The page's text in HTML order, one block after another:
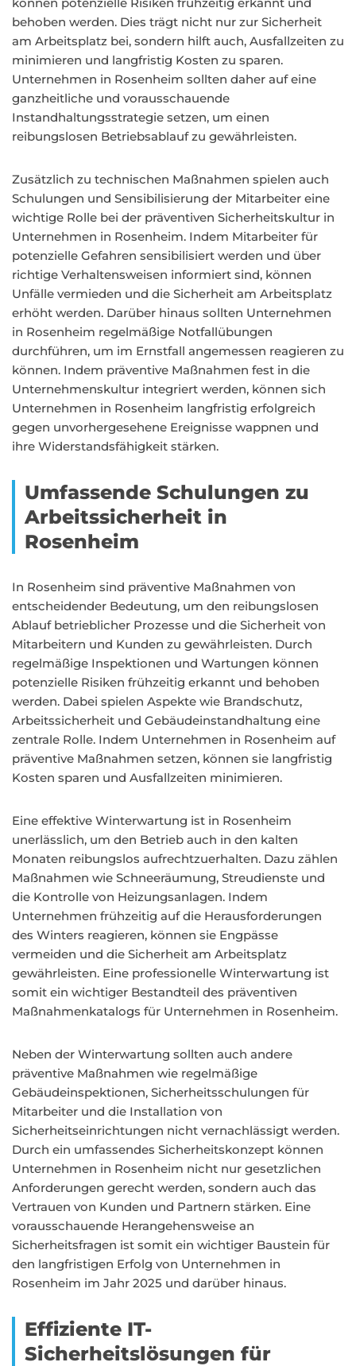
behoben werden. Dies trägt nicht nur zur Sicherheit
am Arbeitsplatz bei, sondern hilft auch, Ausfallzeiten zu
minimieren und langfristig Kosten zu sparen.
Unternehmen in Rosenheim sollten daher auf eine
ganzheitliche und vorausschauende
Instandhaltungsstrategie setzen, um einen
reibungslosen Betriebsablauf zu gewährleisten.
Zusätzlich zu technischen Maßnahmen spielen auch
Schulungen und Sensibilisierung der Mitarbeiter eine
wichtige Rolle bei der präventiven Sicherheitskultur in
Unternehmen in Rosenheim. Indem Mitarbeiter für
potenzielle Gefahren sensibilisiert werden und über
richtige Verhaltensweisen informiert sind, können
Unfälle vermieden und die Sicherheit am Arbeitsplatz
erhöht werden. Darüber hinaus sollten Unternehmen
in Rosenheim regelmäßige Notfallübungen
durchführen, um im Ernstfall angemessen reagieren zu
können. Indem präventive Maßnahmen fest in die
Unternehmenskultur integriert werden, können sich
Unternehmen in Rosenheim langfristig erfolgreich
gegen unvorhergesehene Ereignisse wappnen und
ihre Widerstandsfähigkeit stärken.
Umfassende Schulungen zu
Arbeitssicherheit in
Rosenheim
In Rosenheim sind präventive Maßnahmen von
entscheidender Bedeutung, um den reibungslosen
Ablauf betrieblicher Prozesse und die Sicherheit von
Mitarbeitern und Kunden zu gewährleisten. Durch
regelmäßige Inspektionen und Wartungen können
potenzielle Risiken frühzeitig erkannt und behoben
werden. Dabei spielen Aspekte wie Brandschutz,
Arbeitssicherheit und Gebäudeinstandhaltung eine
zentrale Rolle. Indem Unternehmen in Rosenheim auf
präventive Maßnahmen setzen, können sie langfristig
Kosten sparen und Ausfallzeiten minimieren.
Eine effektive Winterwartung ist in Rosenheim
unerlässlich, um den Betrieb auch in den kalten
Monaten reibungslos aufrechtzuerhalten. Dazu zählen
Maßnahmen wie Schneeräumung, Streudienste und
die Kontrolle von Heizungsanlagen. Indem
Unternehmen frühzeitig auf die Herausforderungen
des Winters reagieren, können sie Engpässe
vermeiden und die Sicherheit am Arbeitsplatz
gewährleisten. Eine professionelle Winterwartung ist
somit ein wichtiger Bestandteil des präventiven
Maßnahmenkatalogs für Unternehmen in Rosenheim.
Neben der Winterwartung sollten auch andere
präventive Maßnahmen wie regelmäßige
Gebäudeinspektionen, Sicherheitsschulungen für
Mitarbeiter und die Installation von
Sicherheitseinrichtungen nicht vernachlässigt werden.
Durch ein umfassendes Sicherheitskonzept können
Unternehmen in Rosenheim nicht nur gesetzlichen
Anforderungen gerecht werden, sondern auch das
Vertrauen von Kunden und Partnern stärken. Eine
vorausschauende Herangehensweise an
Sicherheitsfragen ist somit ein wichtiger Baustein für
den langfristigen Erfolg von Unternehmen in
Rosenheim im Jahr 2025 und darüber hinaus.
Effiziente IT-
Sicherheitslösungen für